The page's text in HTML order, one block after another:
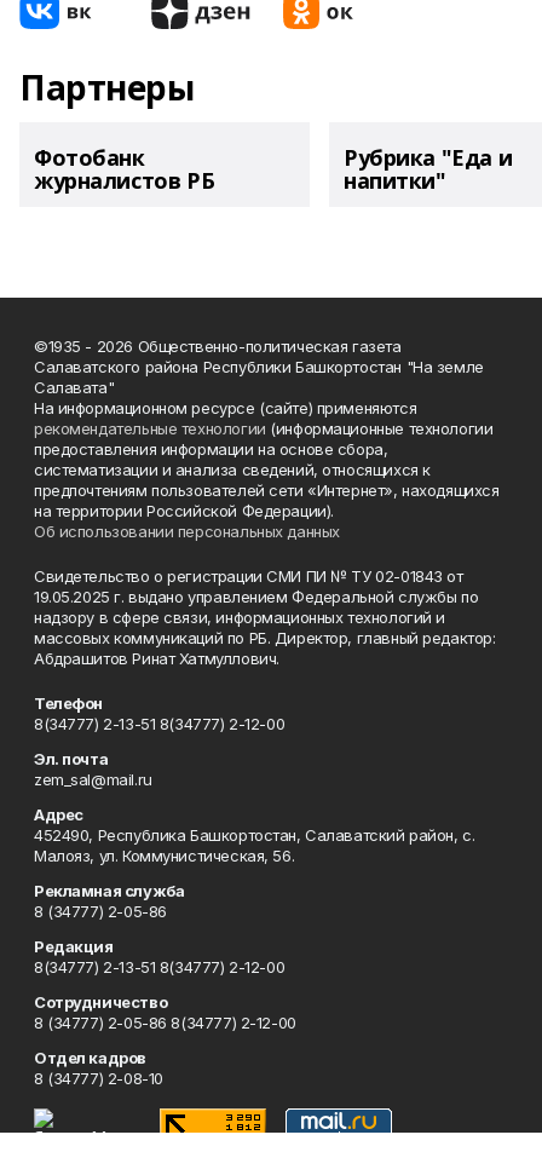
Партнеры
Фотобанк
журналистов РБ
Рубрика "Еда и
напитки"
©1935 - 2026 Общественно-политическая газета
Салаватского района Республики Башкортостан "На земле
Салавата"
На информационном ресурсе (сайте) применяются
рекомендательные технологии (информационные технологии
предоставления информации на основе сбора,
систематизации и анализа сведений, относящихся к
предпочтениям пользователей сети «Интернет», находящихся
на территории Российской Федерации).
Об использовании персональных данных
Свидетельство о регистрации СМИ ПИ № ТУ 02-01843 от
19.05.2025 г. выдано управлением Федеральной службы по
надзору в сфере связи, информационных технологий и
массовых коммуникаций по РБ. Директор, главный редактор:
Абдрашитов Ринат Хатмуллович.
Телефон
8(34777) 2-13-51 8(34777) 2-12-00
Эл. почта
zem_sal@mail.ru
Адрес
452490, Республика Башкортостан, Салаватский район, с.
Малояз, ул. Коммунистическая, 56.
Рекламная служба
8 (34777) 2-05-86
Редакция
8(34777) 2-13-51 8(34777) 2-12-00
Сотрудничество
8 (34777) 2-05-86 8(34777) 2-12-00
Отдел кадров
8 (34777) 2-08-10